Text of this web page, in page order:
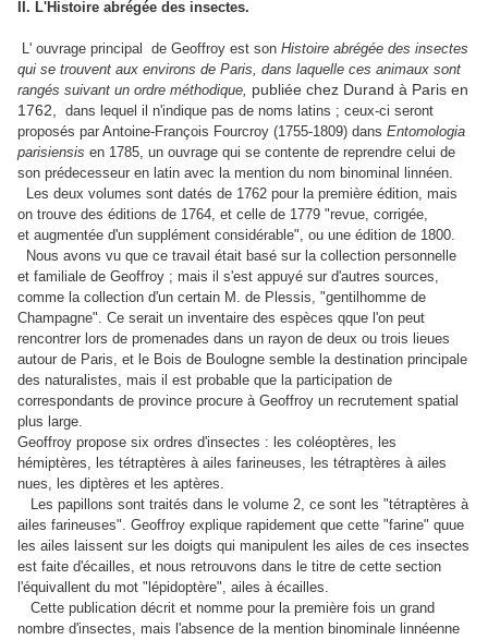
II. L'Histoire abrégée des insectes.
L' ouvrage principal de Geoffroy est son Histoire abrégée des insectes
qui se trouvent aux environs de Paris, dans laquelle ces animaux sont
rangés suivant un ordre méthodique, publiée chez Durand à Paris en
1762, dans lequel il n'indique pas de noms latins ; ceux-ci seront
proposés par Antoine-François Fourcroy (1755-1809) dans Entomologia
parisiensis en 1785, un ouvrage qui se contente de reprendre celui de
son prédecesseur en latin avec la mention du nom binominal linnéen.
Les deux volumes sont datés de 1762 pour la première édition, mais
on trouve des éditions de 1764, et celle de 1779 "revue, corrigée,
et augmentée d'un supplément considérable", ou une édition de 1800.
Nous avons vu que ce travail était basé sur la collection personnelle
et familiale de Geoffroy ; mais il s'est appuyé sur d'autres sources,
comme la collection d'un certain M. de Plessis, "gentilhomme de
Champagne". Ce serait un inventaire des espèces qque l'on peut
rencontrer lors de promenades dans un rayon de deux ou trois lieues
autour de Paris, et le Bois de Boulogne semble la destination principale
des naturalistes, mais il est probable que la participation de
correspondants de province procure à Geoffroy un recrutement spatial
plus large.
Geoffroy propose six ordres d'insectes : les coléoptères, les
hémiptères, les tétraptères à ailes farineuses, les tétraptères à ailes
nues, les diptères et les aptères.
Les papillons sont traités dans le volume 2, ce sont les "tétraptères à
ailes farineuses". Geoffroy explique rapidement que cette "farine" quue
les ailes laissent sur les doigts qui manipulent les ailes de ces insectes
est faite d'écailles, et nous retrouvons dans le titre de cette section
l'équivallent du mot "lépidoptère", ailes à écailles.
Cette publication décrit et nomme pour la première fois un grand
nombre d'insectes, mais l'absence de la mention binominale linnéenne